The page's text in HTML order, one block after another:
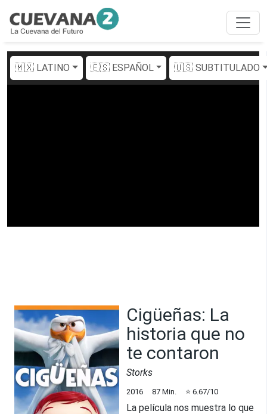
🇲🇽 LATINO 🇪🇸 ESPAÑOL 🇺🇸 SUBTITULADO
Cigüeñas: La
historia que no
te contaron
Storks
2016 87 Min. ⭐ 6.67/10
La película nos muestra lo que